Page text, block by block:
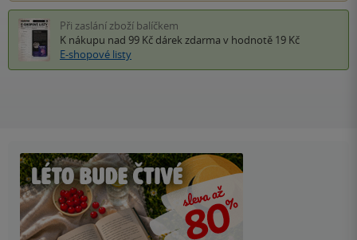
Při zaslání zboží balíčkem
K nákupu nad 99 Kč dárek zdarma v hodnotě 19 Kč
E-shopové listy